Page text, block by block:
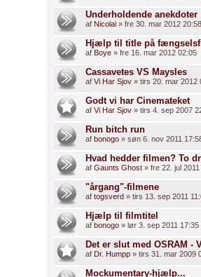
Underholdende anekdoter
af Nicolai » fre 30. mar 2012 20:58
Hjælp til title på
af Boye » fre 16. mar 2012 02:05
Cassavetes VS Maysles
af Vi Har Sjov » tirs 20. mar 2012
Godt vi har Cinemateket
af Vi Har Sjov » tirs 4. sep 2007
Run bitch run
af bonogo » søn 6. nov 2011
Hvad hedder filmen? To
af Gaunts Ghost » fre 22. jul
"årgang"-filmene
af togsverd » tirs 13. sep 2011
Hjælp til filmtitel
af bonogo » lør 3. sep 2011 17:35
Det er slut med OSRAM -
af Dr. Humpp » tirs 31. mar 2009
Mockumentary-hjælp...